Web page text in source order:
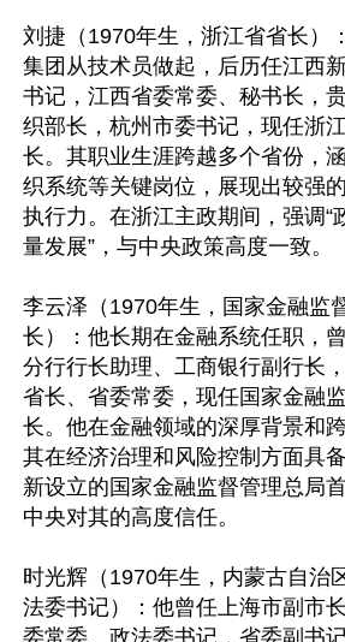
刘捷（1970年生，浙江省省长）
集团从技术员做起，后历任江西
书记，江西省委常委、秘书长，
织部长，杭州市委书记，现任浙
长。其职业生涯跨越多个省份，
织系统等关键岗位，展现出较强
执行力。在浙江主政期间，强调“
量发展”，与中央政策高度一致。
李云泽（1970年生，国家金融监
长）：他长期在金融系统任职，
分行行长助理、工商银行副行长
省长、省委常委，现任国家金融
长。他在金融领域的深厚背景和
其在经济治理和风险控制方面具
新设立的国家金融监督管理总局
中央对其的高度信任。
时光辉（1970年生，内蒙古自治
法委书记）：他曾任上海市副市
委常委、政法委书记，省委副书